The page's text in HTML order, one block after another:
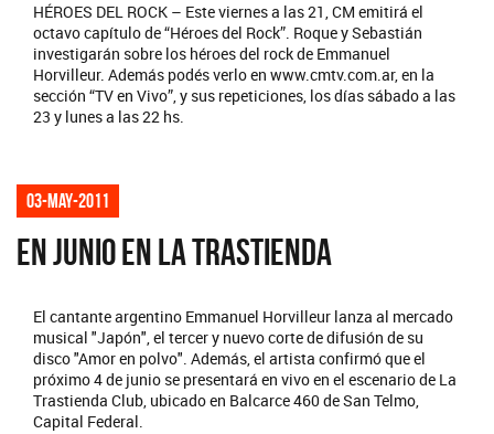
HÉROES DEL ROCK – Este viernes a las 21, CM emitirá el
octavo capítulo de “Héroes del Rock”. Roque y Sebastián
investigarán sobre los héroes del rock de Emmanuel
Horvilleur. Además podés verlo en www.cmtv.com.ar, en la
sección “TV en Vivo”, y sus repeticiones, los días sábado a las
23 y lunes a las 22 hs.
03-may-2011
EN JUNIO EN LA TRASTIENDA
El cantante argentino Emmanuel Horvilleur lanza al mercado
musical "Japón", el tercer y nuevo corte de difusión de su
disco "Amor en polvo". Además, el artista confirmó que el
próximo 4 de junio se presentará en vivo en el escenario de La
Trastienda Club, ubicado en Balcarce 460 de San Telmo,
Capital Federal.